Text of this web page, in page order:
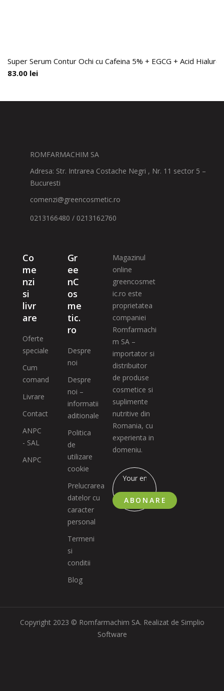
Super Serum Contur Ochi cu Cafeina 5% + EGCG + Acid
83.00 lei
ROMFARMACHIM SA
Adresa: Str. Intrarea Costache Negri , Nr. 11 sector 5 –
Bucuresti
comenzi@greencosmetic.ro
0213166480 / 0213162760
Co
me
nzi
si
livr
are
Oferte
speciale
Cum
comand
Livrare
Contact
ANPC
- SAL
ANPC
Gr
ee
nC
os
me
tic.
ro
Despre
noi
Despre
noi –
informatii
aditionale
Politica
de
utilizare
cookie
Prelucrarea
datelor cu
caracter
personal
Termeni
si
conditii
Blog
Magazinul
online
greencosmet
ic.ro este
proprietatea
companiei
Romfarmachi
m SA –
importator si
distribuitor
de produse
cosmetice si
suplimente
nutritive din
Romania, cu
experienta in
domeniu.
ABONARE
Copyright 2023 © Romfarmachim SA. Realizat de Simplio
Software